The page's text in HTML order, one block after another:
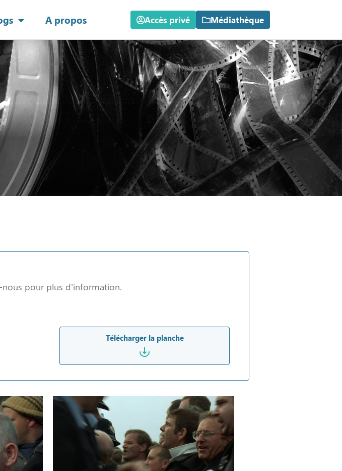
A propos Accès privé Médiathèque
nous pour plus d'information.
Télécharger la planche